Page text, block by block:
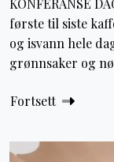
KONFERANSE
første til siste
og isvann hele
grønnsaker og
Fortsett